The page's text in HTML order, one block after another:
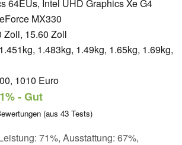
64EUs, Intel UHD Graphics Xe G4
MX330
Zoll, 15.60 Zoll
1.483kg, 1.49kg, 1.65kg, 1.69kg,
1010 Euro
- Gut
(aus 43 Tests)
71%, Ausstattung: 67%,